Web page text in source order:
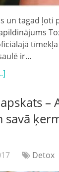
un tagad ļoti
ir…
–
savā
Detox